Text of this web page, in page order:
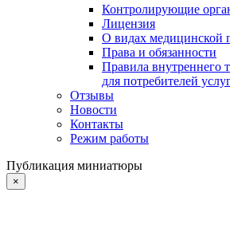
Контролирующие
Лицензия
О видах медицинской
Права и обязанности
Правила внутреннего
для потребителей
Отзывы
Новости
Контакты
Режим работы
Публикация миниатюры
×